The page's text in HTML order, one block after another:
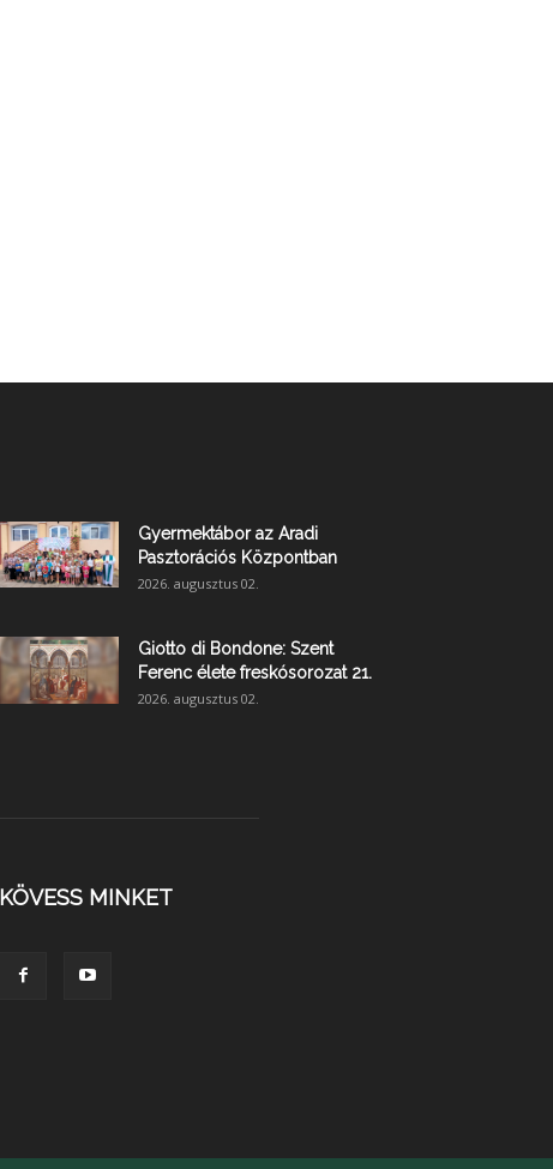
Gyermektábor az Aradi
Pasztorációs Központban
2026. augusztus 02.
Giotto di Bondone: Szent
Ferenc élete freskósorozat 21.
2026. augusztus 02.
KÖVESS MINKET